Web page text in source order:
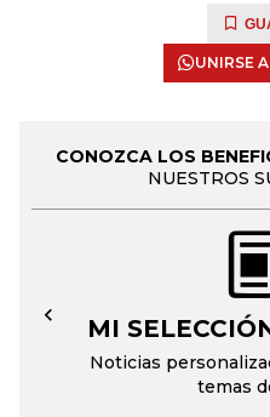
UNIRSE
CONOZCA LOS
NUESTROS
MI
Noticias
temas
←